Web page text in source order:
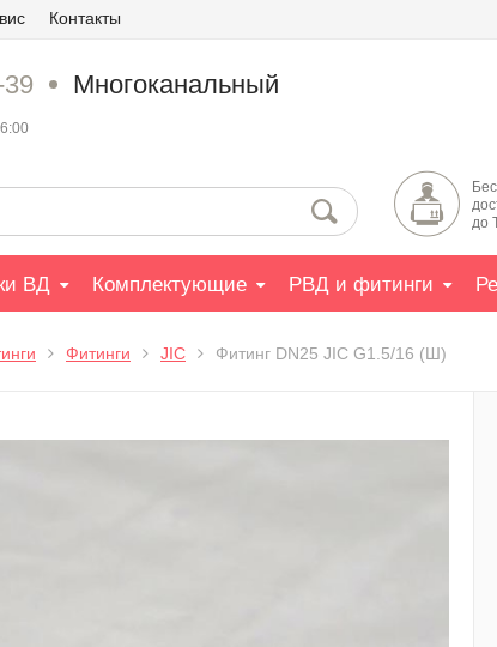
Контакты
Многоканальный
до
ВД Комплектующие РВД и фитинги
Фитинги JIC Фитинг DN25 JIC G1.5/16 (Ш)